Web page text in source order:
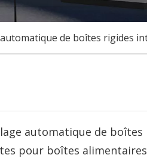
de boîtes rigides
automatique de boîtes
pour boîtes alimentaires